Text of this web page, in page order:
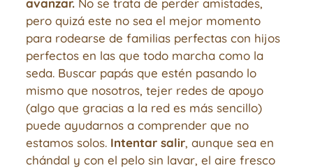
avanzar.No se trata de perder amistades,
pero quizá este no sea el mejor momento
para rodearse de familias perfectas con hijos
perfectos en las que todo marcha como la
seda. Buscar papás que estén pasando lo
mismo que nosotros, tejer redes de apoyo
(algo que gracias a la red es más sencillo)
puede ayudarnos a comprender que no
estamos solos. Intentar salir, aunque sea en
chándal y con el pelo sin lavar, el aire fresco